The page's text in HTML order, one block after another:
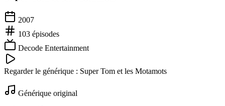
2007
103 épisodes
Decode Entertainment
Regarder le générique : Super Tom et les Motamots
Générique original